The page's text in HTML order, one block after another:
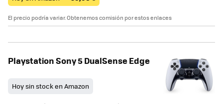
El precio podría variar. Obtenemos comisión por estos enlaces
Playstation Sony 5 DualSense Edge
Hoy sin stock en Amazon